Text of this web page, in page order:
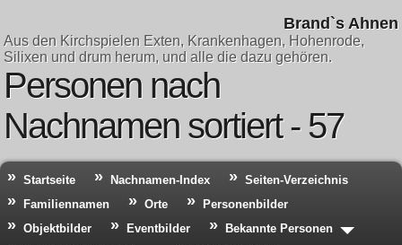
Brand`s Ahnen
Aus den Kirchspielen Exten, Krankenhagen, Hohenrode,
Silixen und drum herum, und alle die dazu gehören.
Personen nach
Nachnamen sortiert - 57
Startseite Nachnamen-Index
Seiten-Verzeichnis
Familiennamen
Orte
Personenbilder
Objektbilder
Eventbilder
Bekannte Personen